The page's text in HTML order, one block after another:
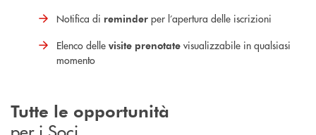
Notifica di reminder per l’apertura delle iscrizioni
Elenco delle visite prenotate visualizzabile in qualsiasi
momento
Tutte le opportunità